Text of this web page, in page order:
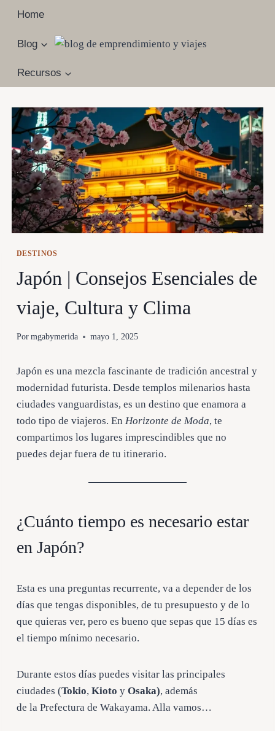
Saltar
contenido
Home
Blog
Recursos
DESTINOS
Japón | Consejos Esenciales de
viaje, Cultura y Clima
Por mgabymerida mayo 1, 2025
Japón es una mezcla fascinante de tradición ancestral y
modernidad futurista. Desde templos milenarios hasta
ciudades vanguardistas, es un destino que enamora a
todo tipo de viajeros. En Horizonte de Moda, te
compartimos los lugares imprescindibles que no
puedes dejar fuera de tu itinerario.
¿Cuánto tiempo es necesario estar
en Japón?
Esta es una preguntas recurrente, va a depender de los
días que tengas disponibles, de tu presupuesto y de lo
que quieras ver, pero es bueno que sepas que 15 días es
el tiempo mínimo necesario.
Durante estos días puedes visitar las principales
ciudades (Tokio, Kioto yOsaka), además
de la Prefectura de Wakayama. Alla vamos…